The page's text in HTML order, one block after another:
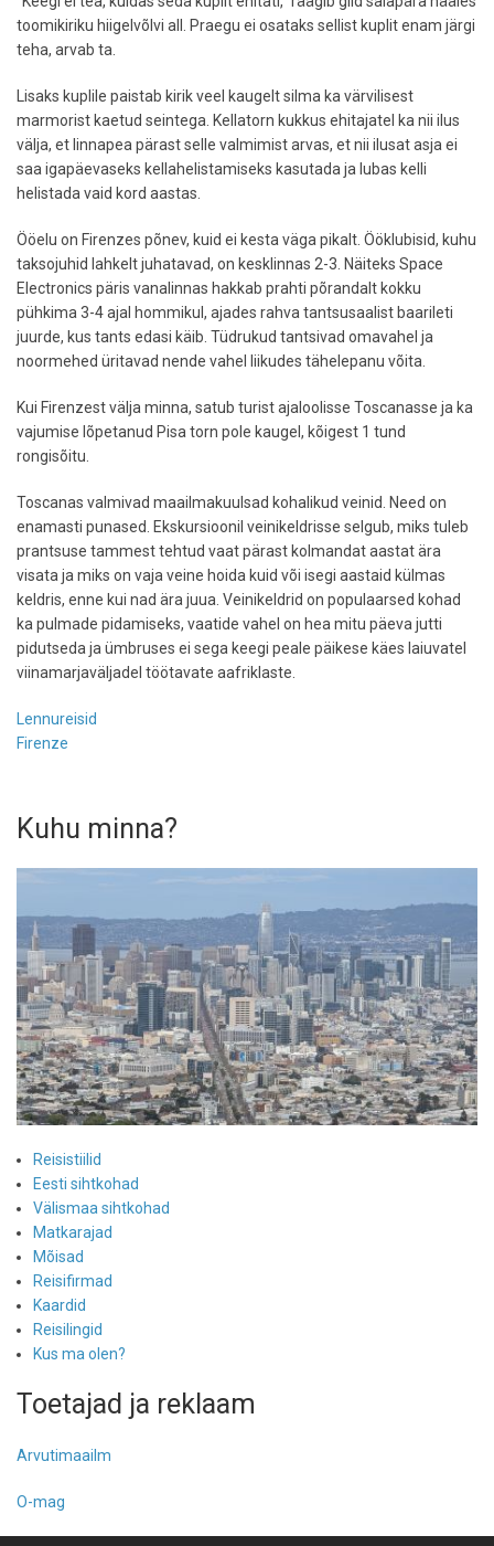
toomikiriku hiigelvõlvi all. Praegu ei osataks sellist kuplit enam järgi
teha, arvab ta.
Lisaks kuplile paistab kirik veel kaugelt silma ka värvilisest
marmorist kaetud seintega. Kellatorn kukkus ehitajatel ka nii ilus
välja, et linnapea pärast selle valmimist arvas, et nii ilusat asja ei
saa igapäevaseks kellahelistamiseks kasutada ja lubas kelli
helistada vaid kord aastas.
Ööelu on Firenzes põnev, kuid ei kesta väga pikalt. Ööklubisid, kuhu
taksojuhid lahkelt juhatavad, on kesklinnas 2-3. Näiteks Space
Electronics päris vanalinnas hakkab prahti põrandalt kokku
pühkima 3-4 ajal hommikul, ajades rahva tantsusaalist baarileti
juurde, kus tants edasi käib. Tüdrukud tantsivad omavahel ja
noormehed üritavad nende vahel liikudes tähelepanu võita.
Kui Firenzest välja minna, satub turist ajaloolisse Toscanasse ja ka
vajumise lõpetanud Pisa torn pole kaugel, kõigest 1 tund
rongisõitu.
Toscanas valmivad maailmakuulsad kohalikud veinid. Need on
enamasti punased. Ekskursioonil veinikeldrisse selgub, miks tuleb
prantsuse tammest tehtud vaat pärast kolmandat aastat ära
visata ja miks on vaja veine hoida kuid või isegi aastaid külmas
keldris, enne kui nad ära juua. Veinikeldrid on populaarsed kohad
ka pulmade pidamiseks, vaatide vahel on hea mitu päeva jutti
pidutseda ja ümbruses ei sega keegi peale päikese käes laiuvatel
viinamarjaväljadel töötavate aafriklaste.
Lennureisid
Firenze
Kuhu minna?
Reisistiilid
Eesti sihtkohad
Välismaa sihtkohad
Matkarajad
Mõisad
Reisifirmad
Kaardid
Reisilingid
Kus ma olen?
Toetajad ja reklaam
Arvutimaailm
O-mag